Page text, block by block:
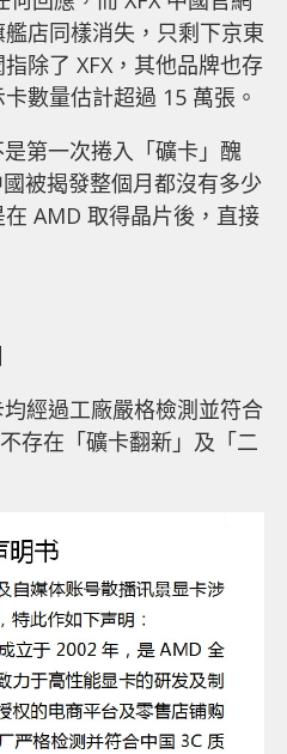
店同樣消失，只剩下京東
除了 XFX，其他品牌也存
數量估計超過 15 萬張。
第一次捲入「礦卡」醜
被揭發整個月都沒有多少
AMD 取得晶片後，直接
經過工廠嚴格檢測並符合
存在「礦卡翻新」及「二